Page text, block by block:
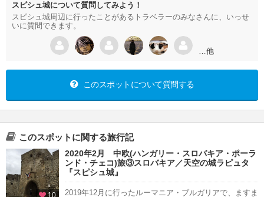
スピシュ城について質問してみよう！
スピシュ城周辺に行ったことがあるトラベラーのみなさんに、いっせ
いに質問できます。
…他
このスポットについて質問する
このスポットに関する旅行記
10
2020年2月 中欧(ハンガリー・スロバキア・ポーラ
ンド・チェコ)旅③スロバキア／天空の城ラピュタ
『スピシュ城』
2019年12月に行ったルーマニア・ブルガリアで、ますま